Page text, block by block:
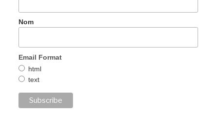
Nom
Email Format
html
text